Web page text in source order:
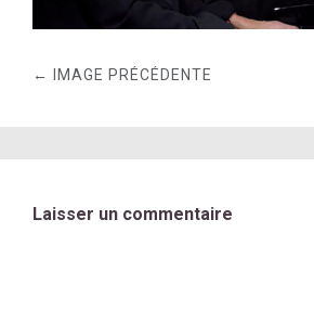
← IMAGE PRÉCÉDENTE
Laisser un commentaire